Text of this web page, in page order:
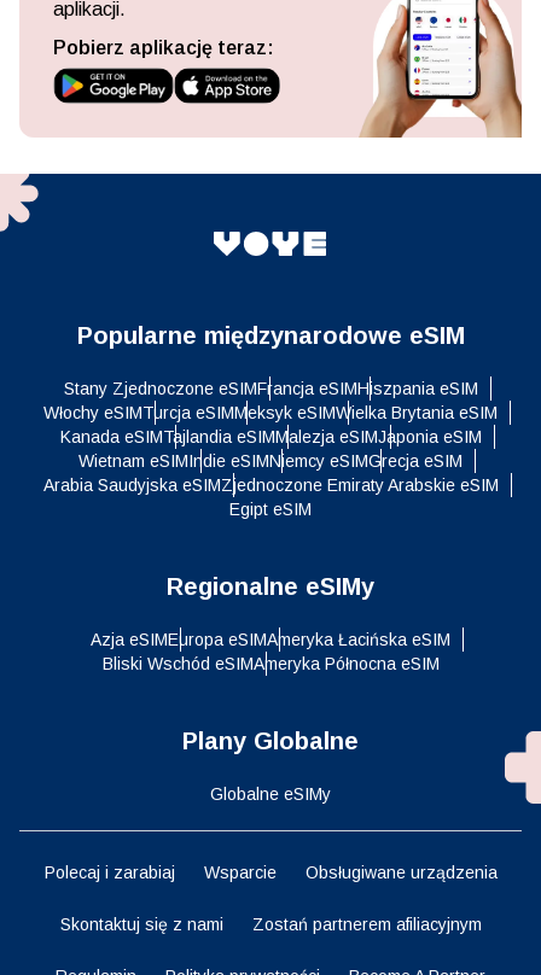
aplikacji.
Pobierz aplikację teraz:
Popularne międzynarodowe eSIM
Stany Zjednoczone eSIMFrancja eSIMHiszpania eSIM
Włochy eSIMTurcja eSIMMeksyk eSIMWielka Brytania eSIM
Kanada eSIMTajlandia eSIMMalezja eSIMJaponia eSIM
Wietnam eSIMIndie eSIMNiemcy eSIMGrecja eSIM
Arabia Saudyjska eSIMZjednoczone Emiraty Arabskie eSIM
Egipt eSIM
Regionalne eSIMy
Azja eSIMEuropa eSIMAmeryka Łacińska eSIM
Bliski Wschód eSIMAmeryka Północna eSIM
Plany Globalne
Globalne eSIMy
Polecaj i zarabiaj Wsparcie Obsługiwane urządzenia
Skontaktuj się z nami Zostań partnerem afiliacyjnym